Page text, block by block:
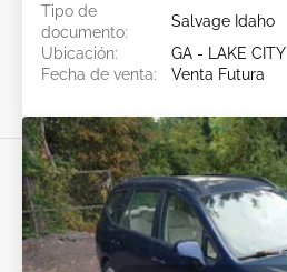
Tipo de
documento:
Salvage Idaho
Ubicación:
GA - LAKE CITY
Fecha de venta:
Venta Futura